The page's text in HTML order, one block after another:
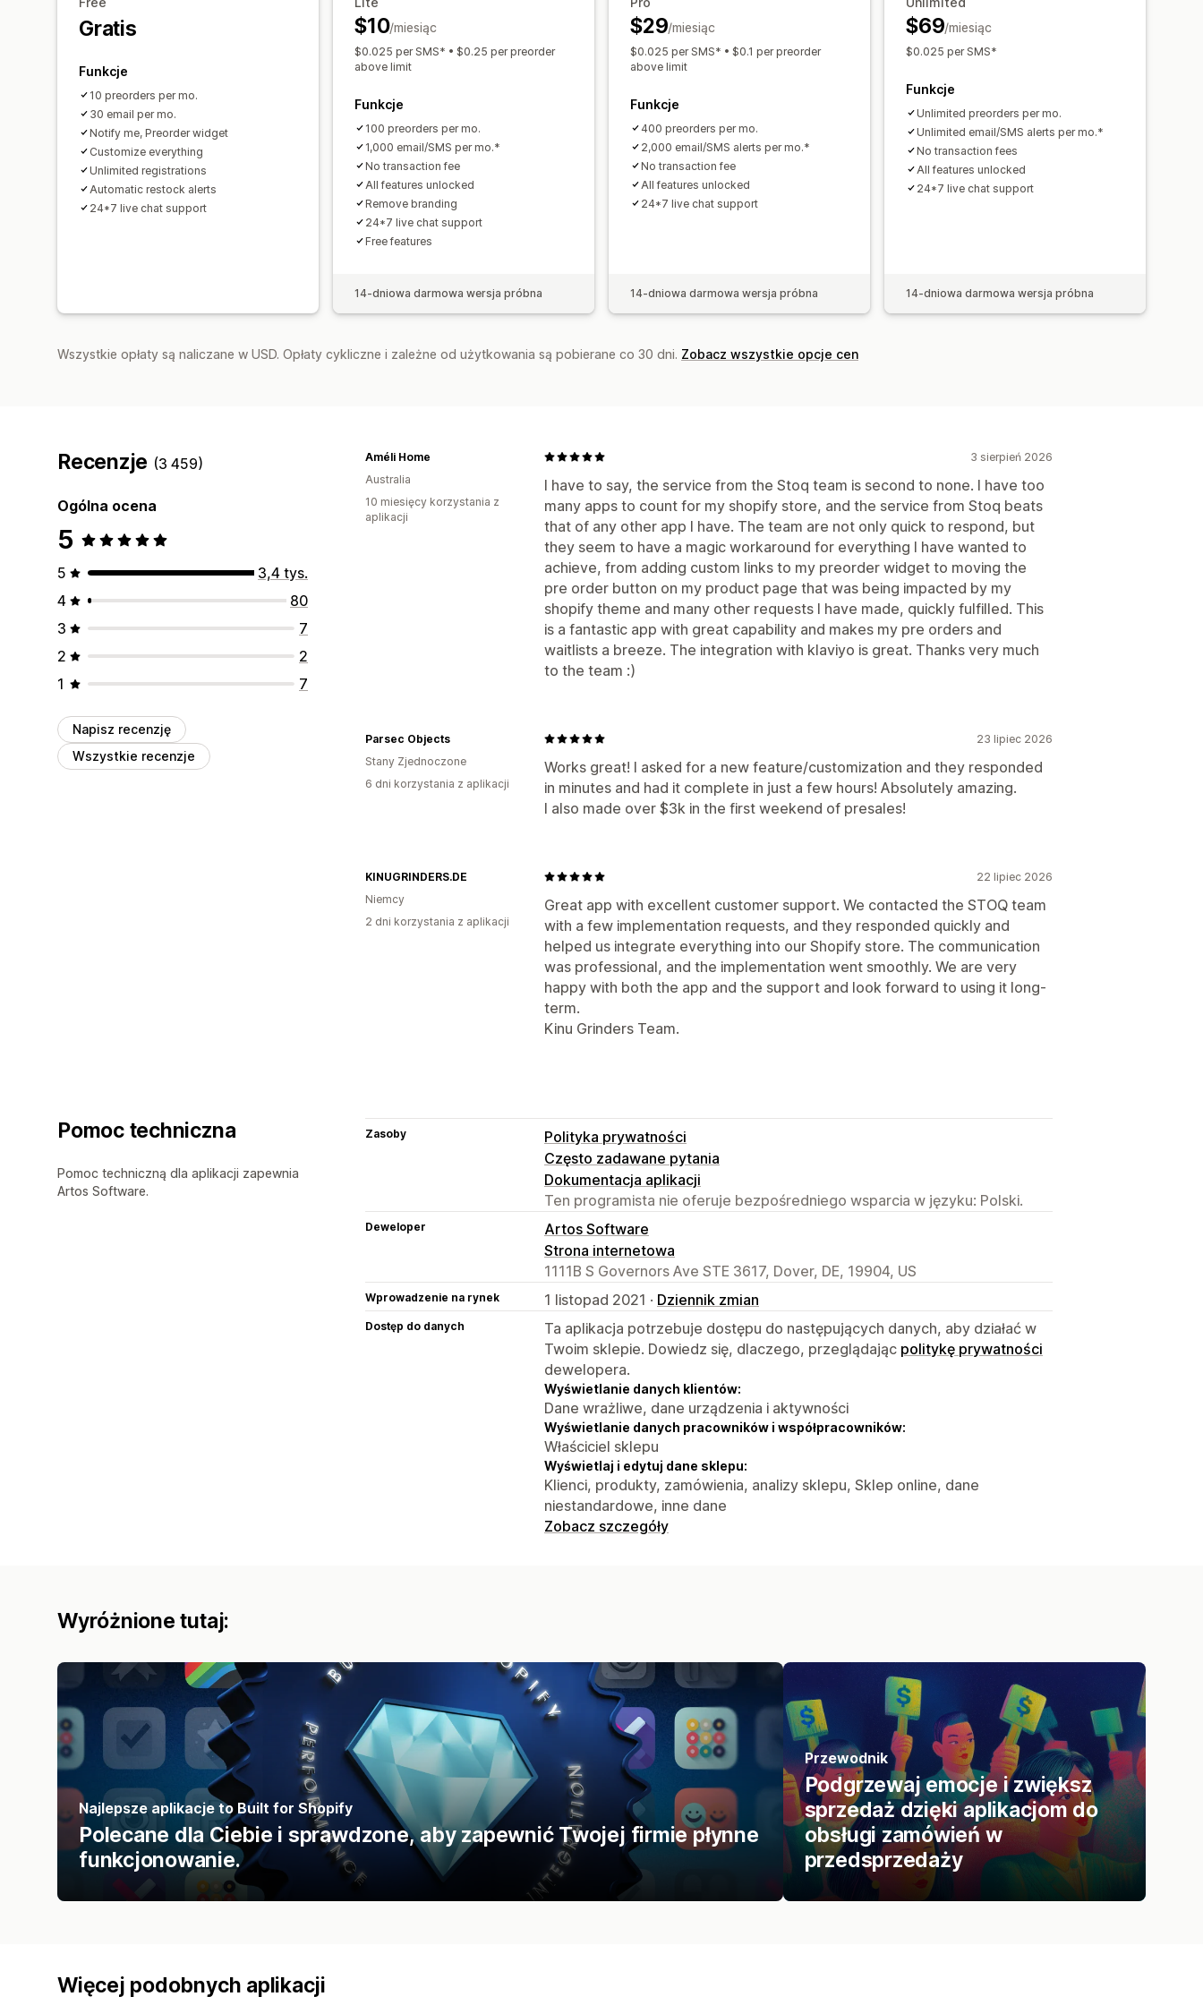
Płatności częściowe
Płatności odroczone
Przypomnienie o płatności
Rabaty Mieszany koszyk
Płatność ręczna
Podzielona dostawa
Analizy i raporty
Zapotrzebowanie klientów
Raporty dotyczące zapasów
Raporty dotyczące wydajności
Śledzenie zapasów
Gratis
Funkcje
10 preorders per mo.
30 email per mo.
Notify me, Preorder widget
Customize everything
Unlimited registrations
Automatic restock alerts
24*7 live chat support
$10/miesiąc
$0.025 per SMS* • $0.25 per preorder
above limit
Funkcje
100 preorders per mo.
1,000 email/SMS per mo.*
No transaction fee
All features unlocked
Remove branding
24*7 live chat support
Free features
14-dniowa darmowa wersja próbna
$29/miesiąc
$0.025 per SMS* • $0.1 per preorder
above limit
Funkcje
400 preorders per mo.
2,000 email/SMS alerts per mo.*
No transaction fee
All features unlocked
24*7 live chat support
14-dniowa darmowa wersja próbna
$69/miesiąc
$0.025 per SMS*
Funkcje
Unlimited preorders per mo.
Unlimited email/SMS alerts per mo.*
No transaction fees
All features unlocked
24*7 live chat support
14-dniowa darmowa wersja próbna
Wszystkie opłaty są naliczane w USD. Opłaty cykliczne i zależne od użytkowania są pobierane co 30 dni. Zobacz wszystkie opcje cen
Recenzje (3 459)
Ogólna ocena
5
5
3,4 tys.
4
80
3
7
2
2
1
7
Napisz recenzję
Wszystkie recenzje
3 sierpień 2026
I have to say, the service from the Stoq team is second to none. I have too
many apps to count for my shopify store, and the service from Stoq beats
that of any other app I have. The team are not only quick to respond, but
they seem to have a magic workaround for everything I have wanted to
achieve, from adding custom links to my preorder widget to moving the
pre order button on my product page that was being impacted by my
shopify theme and many other requests I have made, quickly fulfilled. This
is a fantastic app with great capability and makes my pre orders and
waitlists a breeze. The integration with klaviyo is great. Thanks very much
to the team :)
Améli Home
Australia
10 miesięcy korzystania z
aplikacji
23 lipiec 2026
Works great! I asked for a new feature/customization and they responded
in minutes and had it complete in just a few hours! Absolutely amazing.
I also made over $3k in the first weekend of presales!
Parsec Objects
Stany Zjednoczone
6 dni korzystania z aplikacji
22 lipiec 2026
Great app with excellent customer support. We contacted the STOQ team
with a few implementation requests, and they responded quickly and
helped us integrate everything into our Shopify store. The communication
was professional, and the implementation went smoothly. We are very
happy with both the app and the support and look forward to using it long-
term.
Kinu Grinders Team.
KINUGRINDERS.DE
Niemcy
2 dni korzystania z aplikacji
Pomoc techniczna
Pomoc techniczną dla aplikacji zapewnia
Artos Software.
Zasoby
Polityka prywatności
Często zadawane pytania
Dokumentacja aplikacji
Ten programista nie oferuje bezpośredniego wsparcia w języku: Polski.
Deweloper
Artos Software
Strona internetowa
1111B S Governors Ave STE 3617, Dover, DE, 19904, US
Wprowadzenie na rynek 1 listopad 2021 · Dziennik zmian
Dostęp do danych
Ta aplikacja potrzebuje dostępu do następujących danych, aby działać w
Twoim sklepie. Dowiedz się, dlaczego, przeglądając politykę prywatności
dewelopera.
Wyświetlanie danych klientów:
Dane wrażliwe, dane urządzenia i aktywności
Wyświetlanie danych pracowników i współpracowników:
Właściciel sklepu
Wyświetlaj i edytuj dane sklepu:
Klienci, produkty, zamówienia, analizy sklepu, Sklep online, dane
niestandardowe, inne dane
Zobacz szczegóły
Wyróżnione tutaj:
Najlepsze aplikacje to Built for Shopify
Polecane dla Ciebie i sprawdzone, aby zapewnić Twojej firmie płynne
funkcjonowanie.
Przewodnik
Podgrzewaj emocje i zwiększ
sprzedaż dzięki aplikacjom do
obsługi zamówień w
przedsprzedaży
Więcej podobnych aplikacji